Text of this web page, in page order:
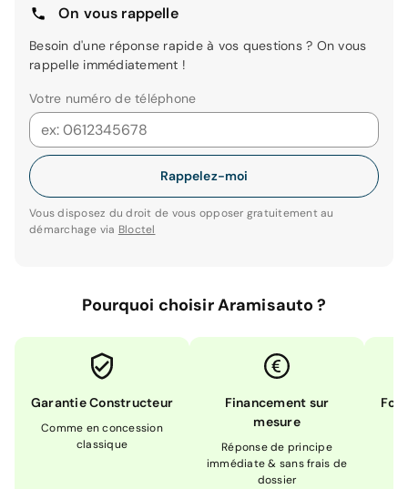
On vous rappelle
Besoin d'une réponse rapide à vos questions ? On vous
rappelle immédiatement !
Votre numéro de téléphone
Rappelez-moi
Vous disposez du droit de vous opposer gratuitement au
démarchage via Bloctel
Pourquoi choisir Aramisauto ?
Garantie Constructeur
Comme en concession
classique
Financement sur
mesure
Réponse de principe
immédiate & sans frais de
dossier